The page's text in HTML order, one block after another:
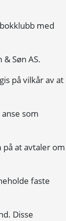
med
Søn AS.
på vilkår av at
som
at avtaler om
faste
Disse